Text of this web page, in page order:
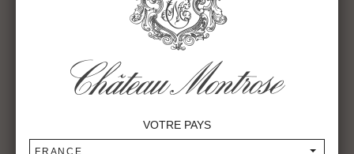
CHÂTEAU MONTROSE 1986
VOTRE PAYS
FRANCE